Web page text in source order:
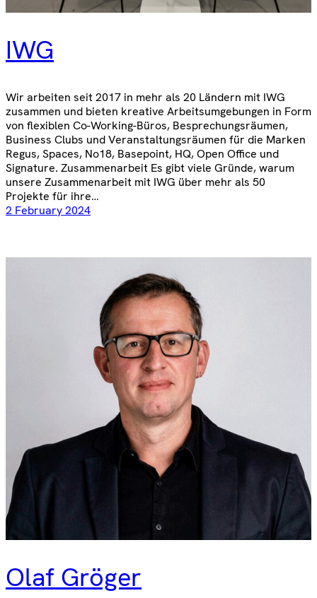
IWG
Wir arbeiten seit 2017 in mehr als 20 Ländern mit IWG
zusammen und bieten kreative Arbeitsumgebungen in Form
von flexiblen Co-Working-Büros, Besprechungsräumen,
Business Clubs und Veranstaltungsräumen für die Marken
Regus, Spaces, No18, Basepoint, HQ, Open Office und
Signature. Zusammenarbeit Es gibt viele Gründe, warum
unsere Zusammenarbeit mit IWG über mehr als 50
Projekte für ihre…
2 February 2024
Olaf Gröger